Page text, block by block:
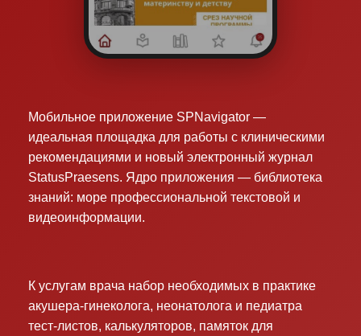
Мобильное приложение SPNavigator —
идеальная площадка для работы с клиническими
рекомендациями и новый электронный журнал
StatusPraesens. Ядро приложения — библиотека
знаний: море профессиональной текстовой и
видеоинформации.
К услугам врача набор необходимых в практике
акушера-гинеколога, неонатолога и педиатра
тест-листов, калькуляторов, памяток для